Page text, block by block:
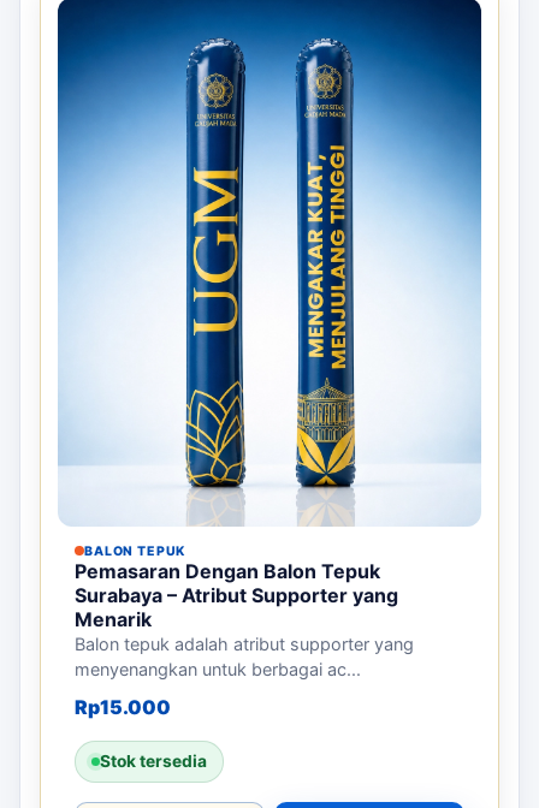
BALON TEPUK
Pemasaran Dengan Balon Tepuk
Surabaya – Atribut Supporter yang
Menarik
Balon tepuk adalah atribut supporter yang
menyenangkan untuk berbagai ac...
Rp15.000
Stok tersedia